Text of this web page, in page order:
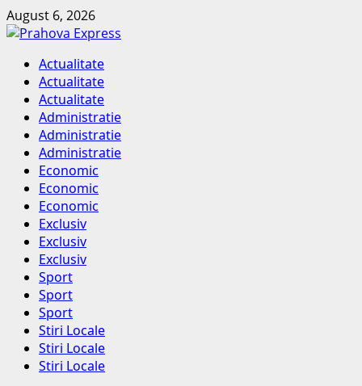
Skip
to
August 6, 2026
Primary
Menu
Actualitate
Actualitate
Actualitate
Administratie
Administratie
Administratie
Economic
Economic
Economic
Exclusiv
Exclusiv
Exclusiv
Sport
Sport
Sport
Stiri Locale
Stiri Locale
Stiri Locale